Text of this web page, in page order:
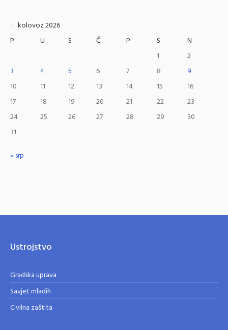
kolovoz 2026
P
U S Č P S
N
1
2
3
4 5 6 7 8
9
10
11 12 13 14 15
16
17
18 19 20 21 22
23
24
25 26 27 28 29
30
31
« srp
Ustrojstvo
Gradska uprava
Savjet mladih
Civilna zaštita